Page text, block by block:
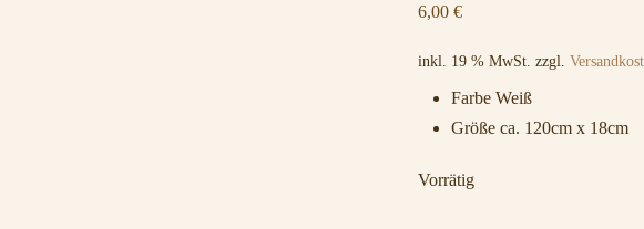
6,00 €
inkl. 19 % MwSt. zzgl.
Farbe Weiß
Größe ca. 120cm x 18cm
Vorrätig